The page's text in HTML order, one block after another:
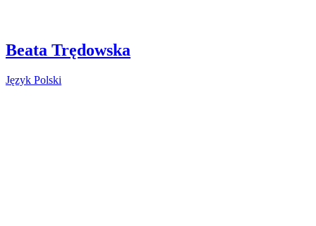
Beata Trędowska
Język Polski